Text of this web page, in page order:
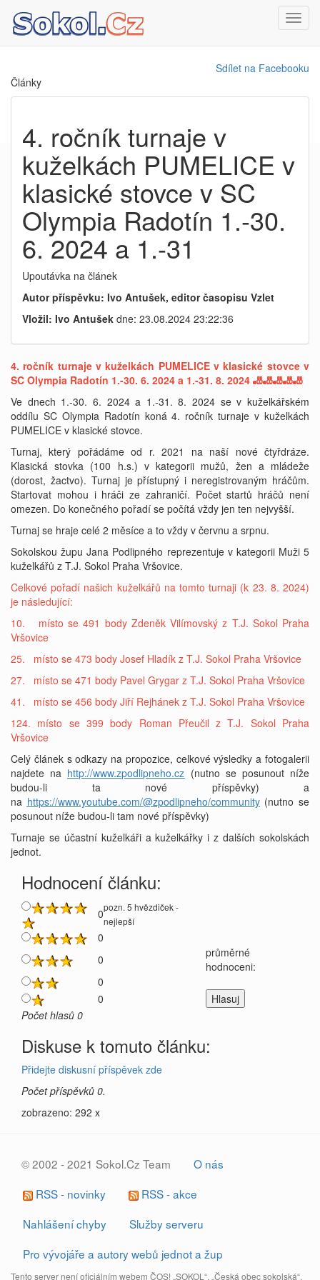
Sdílet na Facebooku
Články
4. ročník turnaje v
kuželkách PUMELICE v
klasické stovce v SC
Olympia Radotín 1.-30.
6. 2024 a 1.-31
Upoutávka na článek
Autor příspěvku: Ivo Antušek, editor časopisu Vzlet
Vložil: Ivo Antušek dne: 23.08.2024 23:22:36
4. ročník turnaje v kuželkách PUMELICE v klasické stovce v
SC Olympia Radotín 1.-30. 6. 2024 a 1.-31. 8. 2024 🎳🎳🎳🎳🎳
Ve dnech 1.-30. 6. 2024 a 1.-31. 8. 2024 se v kuželkářském
oddílu SC Olympia Radotín koná 4. ročník turnaje v kuželkách
PUMELICE v klasické stovce.
Turnaj, který pořádáme od r. 2021 na naší nové čtyřdráze.
Klasická stovka (100 h.s.) v kategorii mužů, žen a mládeže
(dorost, žactvo). Turnaj je přístupný i neregistrovaným hráčům.
Startovat mohou i hráči ze zahraničí. Počet startů hráčů není
omezen. Do konečného pořadí se počítá vždy jen ten nejvyšší.
Turnaj se hraje celé 2 měsíce a to vždy v červnu a srpnu.
Sokolskou župu Jana Podlipného reprezentuje v kategorii Muži 5
kuželkářů z T.J. Sokol Praha Vršovice.
Celkové pořadí našich kuželkářů na tomto turnaji (k 23. 8. 2024)
je následující:
10. místo se 491 body Zdeněk Vilímovský z T.J. Sokol Praha
Vršovice
25. místo se 473 body Josef Hladík z T.J. Sokol Praha Vršovice
27. místo se 471 body Pavel Grygar z T.J. Sokol Praha Vršovice
41. místo se 456 body Jiří Rejhánek z T.J. Sokol Praha Vršovice
124. místo se 399 body Roman Přeučil z T.J. Sokol Praha
Vršovice
Celý článek s odkazy na propozice, celkové výsledky a fotogalerii
najdete na http://www.zpodlipneho.cz (nutno se posunout níže
budou-li ta nové příspěvky) a
na https://www.youtube.com/@zpodlipneho/community(nutno se
posunout níže budou-li tam nové příspěvky)
Turnaje se účastní kuželkáři a kuželkářky i z dalších sokolskách
jednot.
Hodnocení článku:
0pozn. 5 hvězdiček -
nejlepší
0
0
průměrné
hodnoceni:
0
0
Počet hlasů 0
Diskuse k tomuto článku:
Přidejte diskusní příspěvek zde
Počet příspěvků 0.
zobrazeno: 292 x
© 2002 - 2021 Sokol.Cz Team
O nás
RSS - novinky
RSS - akce
Nahlášení chyby
Služby serveru
Pro vývojáře a autory webů jednot a žup
Tento server není oficiálním webem ČOS! „SOKOL“, „Česká obec sokolská“,